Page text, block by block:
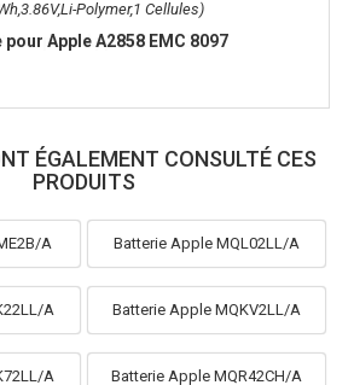
Polymer,1 Cellules)
pour Apple A2858 EMC 8097
ÉGALEMENT CONSULTÉ CES
PRODUITS
A Batterie Apple MQL02LL/A
A Batterie Apple MQKV2LL/A
A Batterie Apple MQR42CH/A